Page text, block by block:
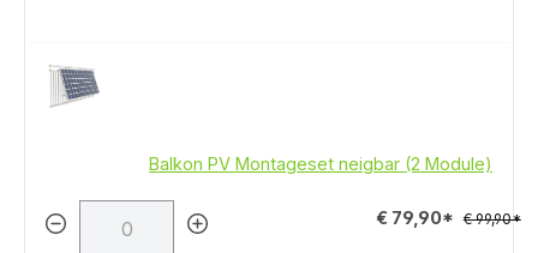
Balkon PV Montageset neigbar (2 Module)
€ 79,90* € 99,90*